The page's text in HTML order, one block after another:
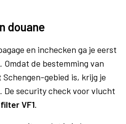
douane
en inchecken ga je eerst
de bestemming van
gebied is, krijg je
De security check voor vlucht
VF1.